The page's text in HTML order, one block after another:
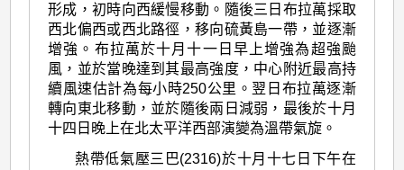
形成，初時向西緩慢移動。隨後三日布拉萬採取
西北偏西或西北路徑，移向硫黃島一帶，並逐漸
增強。布拉萬於十月十一日早上增強為超強颱
風，並於當晚達到其最高強度，中心附近最高持
續風速估計為每小時250公里。翌日布拉萬逐漸
轉向東北移動，並於隨後兩日減弱，最後於十月
十四日晚上在北太平洋西部演變為溫帶氣旋。
熱帶低氣壓三巴(2316)於十月十七日下午在